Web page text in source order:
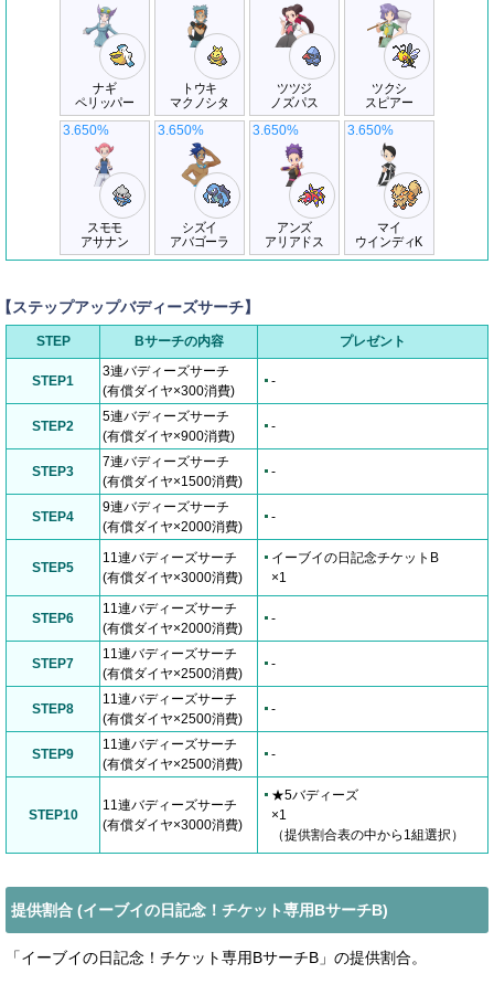
ナギ
ペリッパー
トウキ
マクノシタ
ツツジ
ノズパス
ツクシ
スピアー
スモモ
アサナン
3.650%
シズイ
アバゴーラ
3.650%
アンズ
アリアドス
3.650%
マイ
ウインディK
3.650%
ステップアップバディーズサーチ】
STEP Bサーチの内容 プレゼント
STEP1
3連バディーズサーチ
(有償ダイヤ×300消費)
-
STEP2
5連バディーズサーチ
(有償ダイヤ×900消費)
-
STEP3
7連バディーズサーチ
(有償ダイヤ×1500消費)
-
STEP4
9連バディーズサーチ
(有償ダイヤ×2000消費)
-
STEP5
11連バディーズサーチ
(有償ダイヤ×3000消費)
イーブイの日記念チケットB
×1
STEP6
11連バディーズサーチ
(有償ダイヤ×2000消費)
-
STEP7
11連バディーズサーチ
(有償ダイヤ×2500消費)
-
STEP8
11連バディーズサーチ
(有償ダイヤ×2500消費)
-
STEP9
11連バディーズサーチ
(有償ダイヤ×2500消費)
-
STEP10
11連バディーズサーチ
(有償ダイヤ×3000消費)
★5バディーズ
×1
（提供割合表の中から1組選択）
提供割合 (イーブイの日記念！チケット専用BサーチB)
「イーブイの日記念！チケット専用BサーチB」の提供割合。